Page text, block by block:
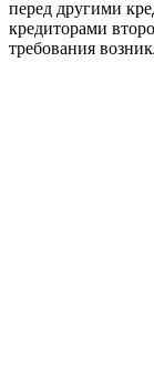
перед другими
кредиторами
требования